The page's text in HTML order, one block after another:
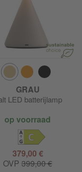
GRAU
LED batterijlamp
op voorraad
379,00 €
OVP 399,00 €